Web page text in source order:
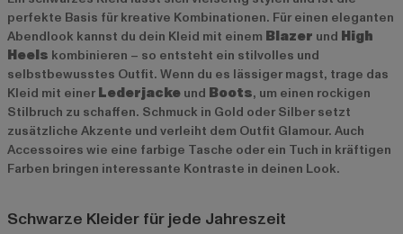
perfekte Basis für kreative Kombinationen. Für einen eleganten
Abendlook kannst du dein Kleid mit einem Blazer und High
Heels kombinieren – so entsteht ein stilvolles und
selbstbewusstes Outfit. Wenn du es lässiger magst, trage das
Kleid mit einer Lederjacke und Boots, um einen rockigen
Stilbruch zu schaffen. Schmuck in Gold oder Silber setzt
zusätzliche Akzente und verleiht dem Outfit Glamour. Auch
Accessoires wie eine farbige Tasche oder ein Tuch in kräftigen
Farben bringen interessante Kontraste in deinen Look.
Schwarze Kleider für jede Jahreszeit